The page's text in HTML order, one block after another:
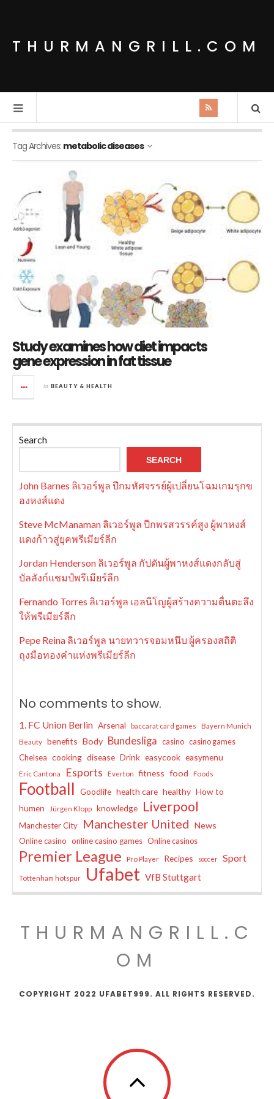
THURMANGRILL.COM
Tag Archives: metabolic diseases
Study examines how diet impacts
gene expression in fat tissue
in BEAUTY & HEALTH
Search
SEARCH
John Barnes ลิเวอร์พูล ปีกมหัศจรรย์ผู้เปลี่ยนโฉมเกมรุกข
องหงส์แดง
Steve McManaman ลิเวอร์พูล ปีกพรสวรรค์สูง ผู้พาหงส์
แดงก้าวสู่ยุคพรีเมียร์ลีก
Jordan Henderson ลิเวอร์พูล กัปตันผู้พาหงส์แดงกลับสู่
บัลลังก์แชมป์พรีเมียร์ลีก
Fernando Torres ลิเวอร์พูล เอลนีโญผู้สร้างความตื่นตะลึง
ให้พรีเมียร์ลีก
Pepe Reina ลิเวอร์พูล นายทวารจอมหนึบ ผู้ครองสถิติ
ถุงมือทองคำแห่งพรีเมียร์ลีก
No comments to show.
1. FC Union Berlin Arsenal baccarat card games
Bayern Munich
Beauty
benefits Body Bundesliga casino casino games
Chelsea cooking disease Drink easycook easymenu
Eric Cantona Esports Everton fitness food Foods
Football Goodlife health care healthy How to
humen
Jürgen Klopp knowledge Liverpool
Manchester City Manchester United News
Online casino online casino games Online casinos
Premier League Pro Player Recipes soccer Sport
Tottenham hotspur Ufabet VfB Stuttgart
THURMANGRILL.C
OM
COPYRIGHT 2022 UFABET999. ALL RIGHTS RESERVED.